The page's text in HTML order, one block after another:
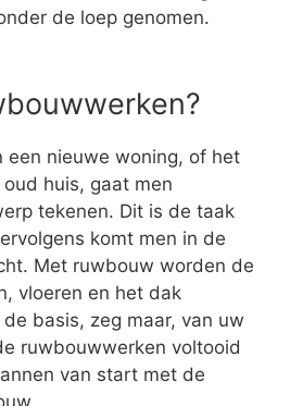
de loep genomen.
een nieuwe woning, of het
huis, gaat men
tekenen. Dit is de taak
komt men in de
Met ruwbouw worden de
vloeren en het dak
basis, zeg maar, van uw
ruwbouwwerken voltooid
van start met de